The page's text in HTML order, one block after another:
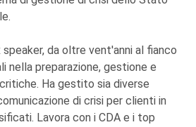
speaker, da oltre vent'anni al fianco
nella preparazione, gestione e
Ha gestito sia diverse
di crisi per clienti in
Lavora con i CDA e i top